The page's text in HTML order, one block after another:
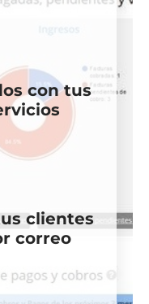
con tus
clientes
correo